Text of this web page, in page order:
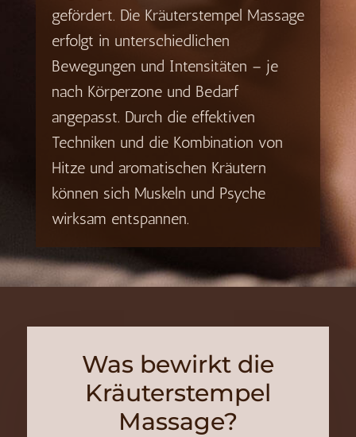
gefördert. Die Kräuterstempel Massage
erfolgt in unterschiedlichen
Bewegungen und Intensitäten – je
nach Körperzone und Bedarf
angepasst. Durch die effektiven
Techniken und die Kombination von
Hitze und aromatischen Kräutern
können sich Muskeln und Psyche
wirksam entspannen.
Was bewirkt die
Kräuterstempel
Massage?